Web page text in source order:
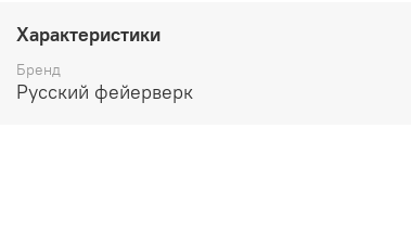
Характеристики
Бренд
Русский фейерверк